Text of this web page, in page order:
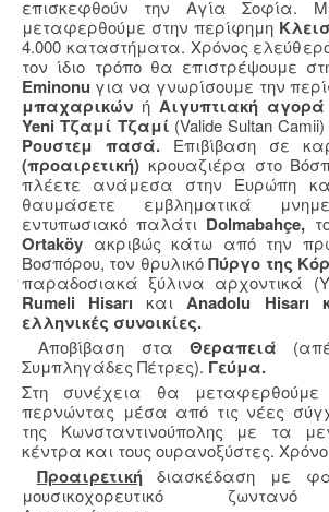
επισκεφθούν την Αγία Σοφία.
μεταφερθούμε στην περίφημη
4.000 καταστήματα. Χρόνος
τον ίδιο τρόπο θα επιστρέψουμε
Eminonu για να γνωρίσουμε την
μπαχαρικών ήΑιγυπτιακή αγορά
Yeni Τζαμί Τζαμί (Valide Sultan Camii)
Ρουστεμ πασά. Επιβίβαση σε
(προαιρετική) κρουαζιέρα στο
πλέετε ανάμεσα στην Ευρώπη
θαυμάσετε εμβληματικά
εντυπωσιακό παλάτι Dolmabahçe,
Ortaköy ακριβώς κάτω από την
Βοσπόρου, τον θρυλικόΠύργο της
παραδοσιακά ξύλινα αρχοντικά
Rumeli Hisarı και Anadolu Hisarı
ελληνικές συνοικίες.
Αποβίβαση στα Θεραπειά
Συμπληγάδες Πέτρες). Γεύμα.
Στη συνέχεια θα μεταφερθούμε
περνώντας μέσα από τις νέες
της Κωνσταντινούπολης με τα
κέντρα και τους ουρανοξύστες.
Προαιρετική
διασκέδαση με
μουσικοχορευτικό